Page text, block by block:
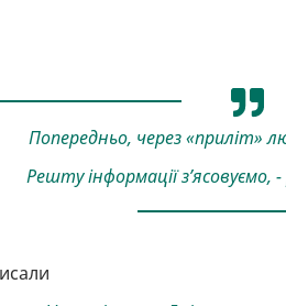
Попередньо, через «приліт»
Решту інформації з’ясовуємо, -